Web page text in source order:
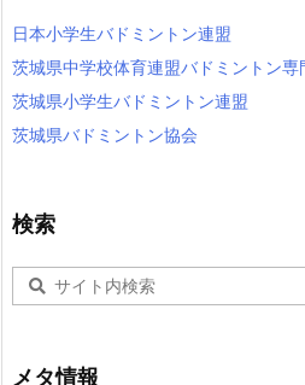
日本小学生バドミントン連盟
茨城県中学校体育連盟バドミントン専
茨城県小学生バドミントン連盟
茨城県バドミントン協会
検索
メタ情報